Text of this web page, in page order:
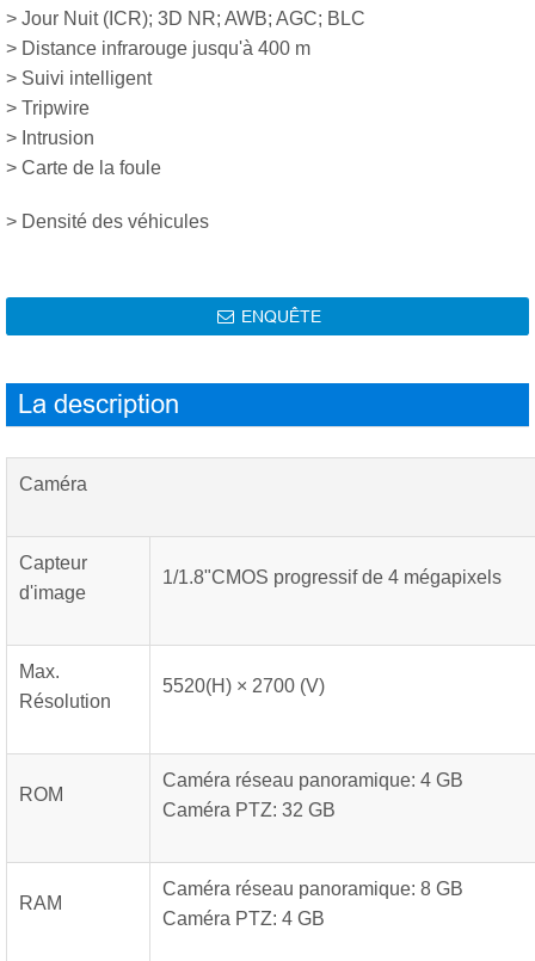
> Jour Nuit (ICR); 3D NR; AWB; AGC; BLC
> Distance infrarouge jusqu'à 400 m
> Suivi intelligent
> Tripwire
> Intrusion
> Carte de la foule
> Densité des véhicules
 ENQUÊTE
La description
Caméra
Capteur
d'image
1/1.8"CMOS progressif de 4 mégapixels
Max.
Résolution
5520(H) × 2700 (V)
ROM
Caméra réseau panoramique: 4 GB
Caméra PTZ: 32 GB
RAM
Caméra réseau panoramique: 8 GB
Caméra PTZ: 4 GB